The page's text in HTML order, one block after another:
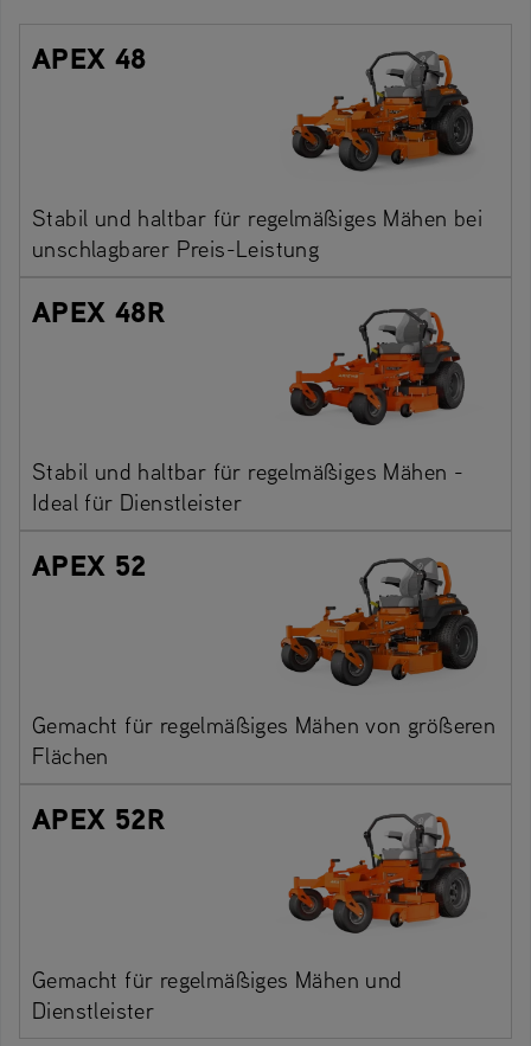
APEX 48
Stabil und haltbar für regelmäßiges Mähen bei
unschlagbarer Preis-Leistung
APEX 48R
Stabil und haltbar für regelmäßiges Mähen -
Ideal für Dienstleister
APEX 52
Gemacht für regelmäßiges Mähen von größeren
Flächen
APEX 52R
Gemacht für regelmäßiges Mähen und
Dienstleister